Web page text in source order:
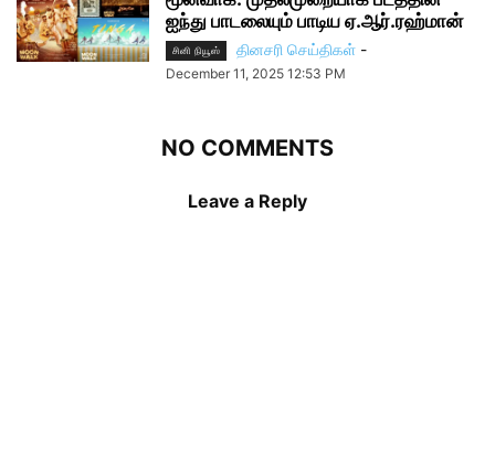
ஐந்து பாடலையும் பாடிய ஏ.ஆர்.ரஹ்மான்
சினி நியூஸ் தினசரி செய்திகள் -
December 11, 2025 12:53 PM
NO COMMENTS
Leave a Reply